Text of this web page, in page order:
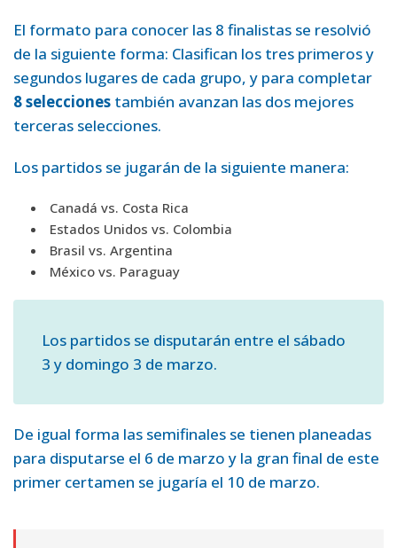
El formato para conocer las 8 finalistas se resolvió
de la siguiente forma: Clasifican los tres primeros y
segundos lugares de cada grupo, y para completar
8 selecciones también avanzan las dos mejores
terceras selecciones.
Los partidos se jugarán de la siguiente manera:
Canadá vs. Costa Rica
Estados Unidos vs. Colombia
Brasil vs. Argentina
México vs. Paraguay
Los partidos se disputarán entre el sábado
3 y domingo 3 de marzo.
De igual forma las semifinales se tienen planeadas
para disputarse el 6 de marzo y la gran final de este
primer certamen se jugaría el 10 de marzo.